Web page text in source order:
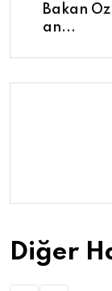
Bakan
an...
Diğer